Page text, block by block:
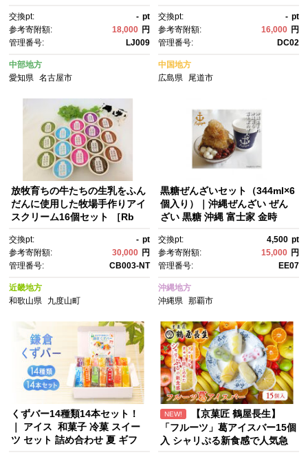
え コーヒー風味 人気 おすす
め 冷たいデザート 夏ギフト プ
レゼント 洋菓子 甘味 おしゃれ
交換pt: - pt
参考寄附額:
18,000 円
管理番号:
LJ009
中部地方
愛知県
名古屋市
ラ 抹茶 キャラメル みか
ん 桃 バナナ イチジク 広島 尾
道】
交換pt: - pt
参考寄附額:
16,000 円
管理番号:
DC02
中国地方
広島県
尾道市
放牧育ちの牛たちの生乳をふん
だんに使用した牧場手作りアイ
スクリーム16個セット ［Rb
交換pt: - pt
参考寄附額:
30,000 円
管理番号:
CB003-NT
近畿地方
和歌山県
九度山町
黒糖ぜんざいセット（344ml×6
個入り）｜沖縄ぜんざい ぜん
ざい 黒糖 沖縄 富士家 金時
い 金時豆 白玉もち 伝統菓子
甘味セット 地元特産品 富士
家 人気
交換pt: 4,500 pt
参考寄附額:
15,000 円
管理番号:
EE07
沖縄地方
沖縄県 那覇市
くずバー14種類14本セット！
｜ アイス 和菓子 冷菓 スイー
ツ セット 詰め合わせ 夏 ギフ
NEW!
【京菓匠 鶴屋長生】
「フルーツ」葛アイスバー15個
入 シャリぷる新食感で人気急